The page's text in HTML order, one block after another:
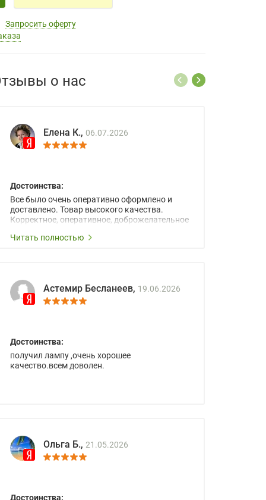
Запросить оферту
о нас
Елена К., 06.07.2026
Достоинства:
Все было очень оперативно оформлено и
доставлено. Товар высокого качества.
Корректное, оперативное, доброжелательное
Читать полностью
Астемир Бесланеев, 19.06.2026
Достоинства:
получил лампу ,очень хорошее
качество.всем доволен.
Ольга Б., 21.05.2026
Достоинства: